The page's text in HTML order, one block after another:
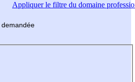
Appliquerle filtre du domaine
demandée